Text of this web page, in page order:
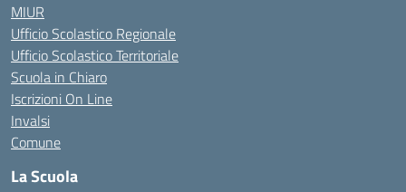
MIUR
Ufficio Scolastico Regionale
Ufficio Scolastico Territoriale
Scuola in Chiaro
Iscrizioni On Line
Invalsi
Comune
La Scuola